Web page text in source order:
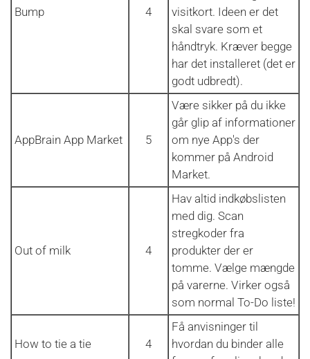
Bump 4
visitkort. Ideen er det
skal svare som et
håndtryk. Kræver begge
har det installeret (det er
godt udbredt).
AppBrain App Market 5
Være sikker på du ikke
går glip af informationer
om nye App's der
kommer på Android
Market.
Out of milk 4
Hav altid indkøbslisten
med dig. Scan
stregkoder fra
produkter der er
tomme. Vælge mængde
på varerne. Virker også
som normal To-Do liste!
How to tie a tie 4
Få anvisninger til
hvordan du binder alle